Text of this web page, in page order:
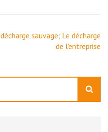
décharge sauvage; Le décharge
de l’entreprise